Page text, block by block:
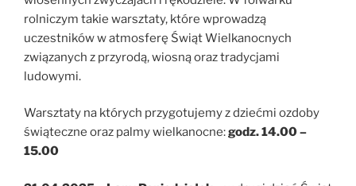
rolniczym takie warsztaty, które wprowadzą
uczestników w atmosferę Świąt Wielkanocnych
związanych z przyrodą, wiosną oraz tradycjami
ludowymi.
Warsztaty na których przygotujemy z dziećmi ozdoby
świąteczne oraz palmy wielkanocne:godz. 14.00 –
15.00